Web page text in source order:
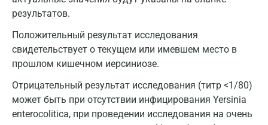
результатов.
Положительный результат исследования
свидетельствует о текущем или имевшем место в
прошлом кишечном иерсиниозе.
Отрицательный результат исследования (титр <1/80)
может быть при отсутствии инфицирования Yersinia
enterocolitica, при проведении исследования на очень
Балашиха
Барнаул
Великий Новгород